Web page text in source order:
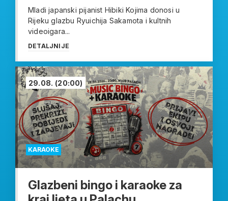
Mladi japanski pijanist Hibiki Kojima donosi u
Rijeku glazbu Ryuichija Sakamota i kultnih
videoigara...
DETALJNIJE
KARAOKE
29.08. (20:00)
Glazbeni bingo i karaoke za